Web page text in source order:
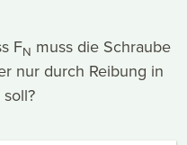
FN muss die Schraube
nur durch Reibung in